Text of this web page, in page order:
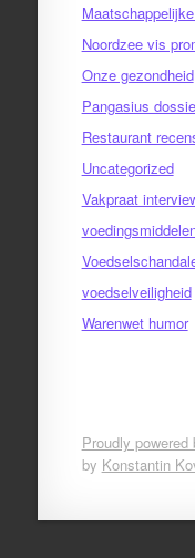
Noordzee vis
Onze gezondheid
Pangasius
Restaurant
Uncategorized
Vakpraat
voedselveiligheid
Warenwet humor
Proudly powered
by Konstantin